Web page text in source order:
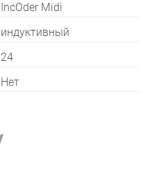
IncOder Midi
индуктивный
24
Нет